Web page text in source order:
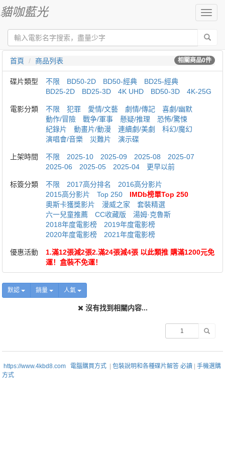
切
換
導
貓咖藍光
相關商品0件
首頁 商品列表
碟片類型 不限 BD50-2D BD50-經典
BD25-經典
BD25-2D
BD25-3D 4K UHD BD50-3D 4K-25G
電影分類 不限 犯罪 愛情/文藝 劇情/傳記
喜劇/幽默
動作/冒險
戰争/軍事 懸疑/推理
恐怖/驚悚
紀錄片
動畫片/動漫 連續劇/美劇
科幻/魔幻
演唱會/音樂
災難片 演示碟
上架時間 不限 2025-10 2025-09 2025-08
2025-07
2025-06
2025-05 2025-04 更早以前
标簽分類 不限 2017高分排名
2016高分影片
2015高分影片
Top 250
IMDb榜單Top 250
奧斯卡獲獎影片
漫威之家
套裝精選
六一兒童推薦
CC收藏版
湯姆·克魯斯
2018年度電影榜
2019年度電影榜
2020年度電影榜
2021年度電影榜
優惠活動
1.滿12張減2張2.滿24張減4張 以此類推 購滿1200元免
運！盒裝不免運！
默認 銷量 人氣
沒有找到相關内容...
https://www.4kbd8.com 電腦購買方式 包裝說明和各種碟片解答 必讀
手機選購
方式